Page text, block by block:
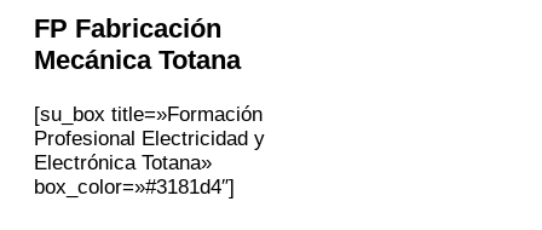
FP Fabricación
Mecánica Totana
[su_box title=»Formación
Profesional Electricidad y
Electrónica Totana»
box_color=»#3181d4″]